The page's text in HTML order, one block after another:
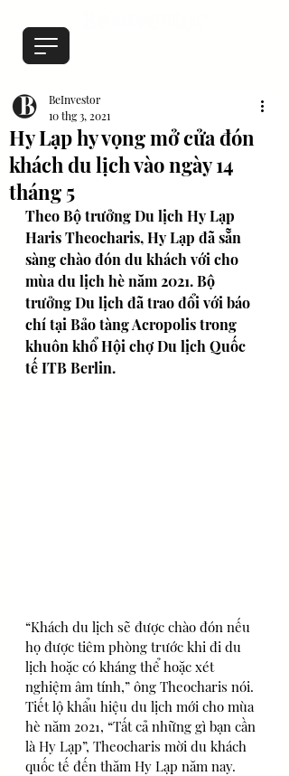
Hy Lạp hy vọng mở cửa đón
khách du lịch vào ngày 14
tháng 5
BeInvestor
10 thg 3, 2021
Theo Bộ trưởng Du lịch Hy Lạp
Haris Theocharis, Hy Lạp đã sẵn
sàng chào đón du khách với cho
mùa du lịch hè năm 2021. Bộ
trưởng Du lịch đã trao đổi với báo
chí tại Bảo tàng Acropolis trong
khuôn khổ Hội chợ Du lịch Quốc
tế ITB Berlin.
“Khách du lịch sẽ được chào đón nếu
họ được tiêm phòng trước khi đi du
lịch hoặc có kháng thể hoặc xét
nghiệm âm tính,” ông Theocharis nói.
Tiết lộ khẩu hiệu du lịch mới cho mùa
hè năm 2021, “Tất cả những gì bạn cần
là Hy Lạp”, Theocharis mời du khách
quốc tế đến thăm Hy Lạp năm nay.